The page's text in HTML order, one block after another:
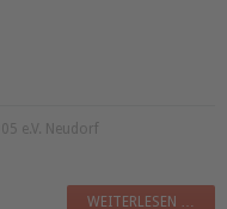
e.V. Neudorf
WEITERLESEN …